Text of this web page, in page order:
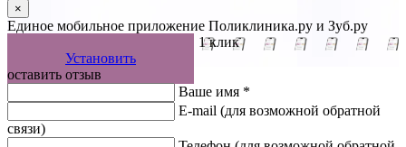
×
Единое мобильное приложение Поликлиника.ру и Зуб.ру
Управляйте записью к врачу в 1 клик
Установить
оставить отзыв
Ваше имя *
E-mail (для возможной обратной
связи)